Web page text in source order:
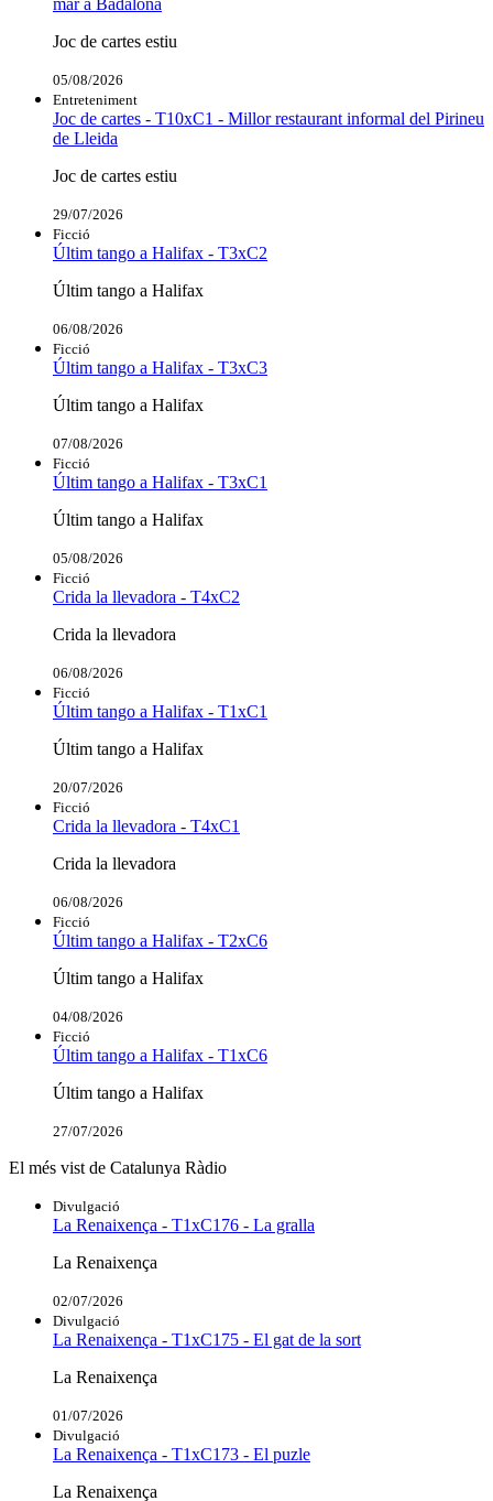
Joc de cartes estiu
05/08/2026
Entreteniment
Joc de cartes - T10xC1 - Millor restaurant informal del Pirineu
de Lleida
Joc de cartes estiu
29/07/2026
Ficció
Últim tango a Halifax - T3xC2
Últim tango a Halifax
06/08/2026
Ficció
Últim tango a Halifax - T3xC3
Últim tango a Halifax
07/08/2026
Ficció
Últim tango a Halifax - T3xC1
Últim tango a Halifax
05/08/2026
Ficció
Crida la llevadora - T4xC2
Crida la llevadora
06/08/2026
Ficció
Últim tango a Halifax - T1xC1
Últim tango a Halifax
20/07/2026
Ficció
Crida la llevadora - T4xC1
Crida la llevadora
06/08/2026
Ficció
Últim tango a Halifax - T2xC6
Últim tango a Halifax
04/08/2026
Ficció
Últim tango a Halifax - T1xC6
Últim tango a Halifax
27/07/2026
El més vist de Catalunya Ràdio
Divulgació
La Renaixença - T1xC176 - La gralla
La Renaixença
02/07/2026
Divulgació
La Renaixença - T1xC175 - El gat de la sort
La Renaixença
01/07/2026
Divulgació
La Renaixença - T1xC173 - El puzle
La Renaixença